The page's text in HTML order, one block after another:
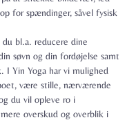
for spændinger, såvel fysisk
bl.a. reducere dine
søvn og din fordøjelse samt
I Yin Yoga har vi mulighed
være stille, nærværende
du vil opleve ro i
overskud og overblik i